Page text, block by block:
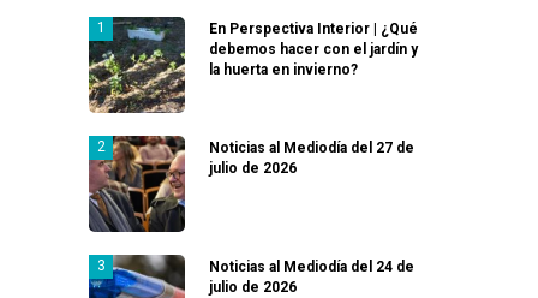
En Perspectiva Interior | ¿Qué
debemos hacer con el jardín y
la huerta en invierno?
Noticias al Mediodía del 27 de
julio de 2026
Noticias al Mediodía del 24 de
julio de 2026